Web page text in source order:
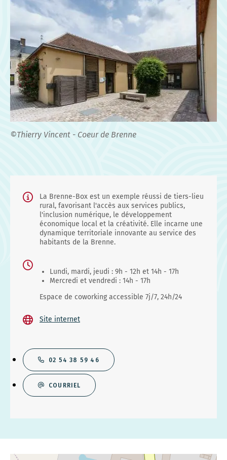
©Thierry Vincent - Coeur de Brenne
La Brenne-Box est un exemple réussi de tiers-lieu
rural, favorisant l'accès aux services publics,
l'inclusion numérique, le développement
économique local et la créativité. Elle incarne une
dynamique territoriale innovante au service des
habitants de la Brenne.
Lundi, mardi, jeudi : 9h - 12h et 14h - 17h
Mercredi et vendredi : 14h - 17h
Espace de coworking accessible 7j/7, 24h/24
Site internet
02 54 38 59 46
COURRIEL